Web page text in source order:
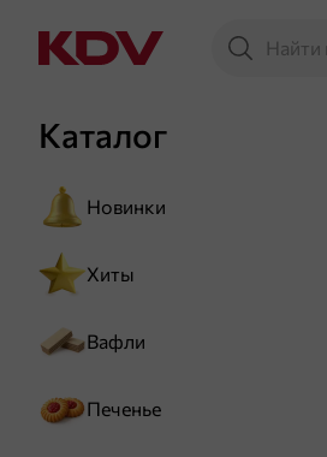
Каталог
Новинки
Хиты
Вафли
Печенье